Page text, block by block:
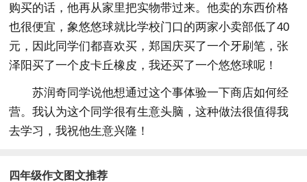
购买的话，他再从家里把实物带过来。他卖的东西价格
也很便宜，象悠悠球就比学校门口的两家小卖部低了40
元，因此同学们都喜欢买，郑国庆买了一个牙刷笔，张
泽阳买了一个皮卡丘橡皮，我还买了一个悠悠球呢！
苏润奇同学说他想通过这个事体验一下商店如何经
营。我认为这个同学很有生意头脑，这种做法很值得我
去学习，我祝他生意兴隆！
四年级作文图文推荐